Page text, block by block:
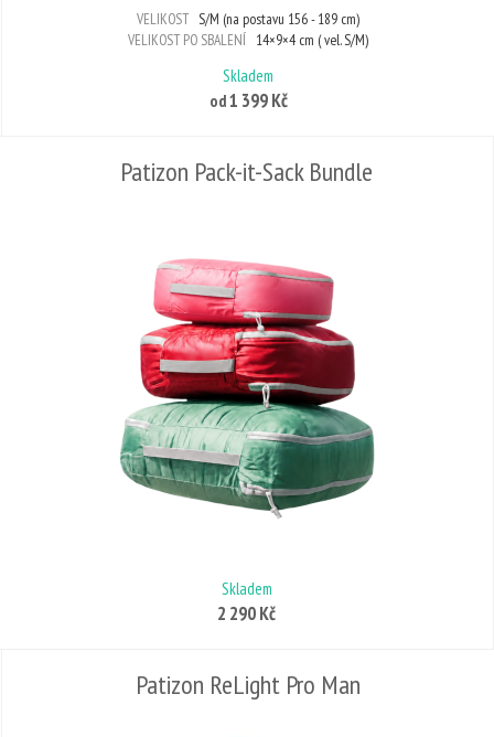
VELIKOST S/M (na postavu 156 - 189 cm)
VELIKOST PO SBALENÍ 14×9×4 cm ( vel. S/M)
Skladem
od1 399 Kč
Patizon Pack-it-Sack Bundle
Skladem
2 290 Kč
Patizon ReLight Pro Man